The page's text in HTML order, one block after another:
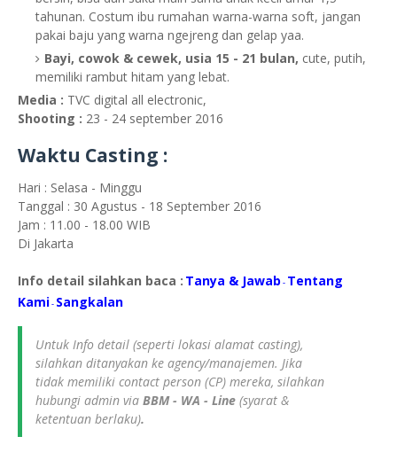
tahunan. Costum ibu rumahan warna-warna soft, jangan
pakai baju yang warna ngejreng dan gelap yaa.
Bayi, cowok & cewek, usia 15 - 21 bulan, cute, putih,
memiliki rambut hitam yang lebat.
Media : TVC digital all electronic,
Shooting : 23 - 24 september 2016
Waktu Casting :
Hari : Selasa - Minggu
Tanggal : 30 Agustus - 18 September 2016
Jam : 11.00 - 18.00 WIB
Di Jakarta
Info detail silahkan baca : Tanya & Jawab - Tentang
Kami - Sangkalan
Untuk Info detail (seperti lokasi alamat casting),
silahkan ditanyakan ke agency/manajemen. Jika
tidak memiliki contact person (CP) mereka, silahkan
hubungi admin via BBM - WA - Line (syarat &
ketentuan berlaku).